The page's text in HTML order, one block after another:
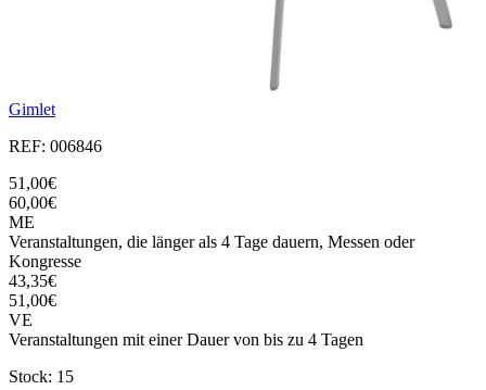
Gimlet
REF: 006846
51,00€
60,00€
ME
Veranstaltungen, die länger als 4 Tage dauern, Messen oder
Kongresse
43,35€
51,00€
VE
Veranstaltungen mit einer Dauer von bis zu 4 Tagen
Stock: 15